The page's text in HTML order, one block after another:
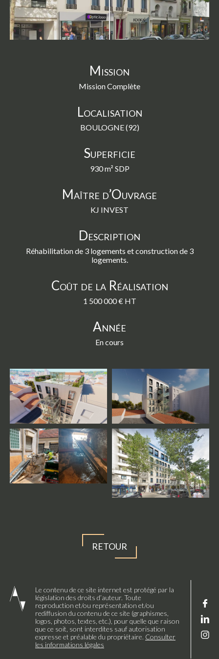
swipe
gestures.
Mission
Mission Complète
Localisation
BOULOGNE (92)
Superficie
930 m² SDP
Maître d’Ouvrage
KJ INVEST
Description
Réhabilitation de 3 logements et construction de 3
logements.
Coût de la Réalisation
1 500 000 € HT
Année
En cours
RETOUR
Le contenu de ce site internet est protégé par la
législation des droits d’auteur. Toute
reproduction et/ou représentation et/ou
rediffusion du contenu de ce site (graphismes,
logos, photos, textes, etc.), pour quelle que raison
que ce soit, sont interdites sauf autorisation
expresse et préalable du propriétaire. Consulter
les informations légales